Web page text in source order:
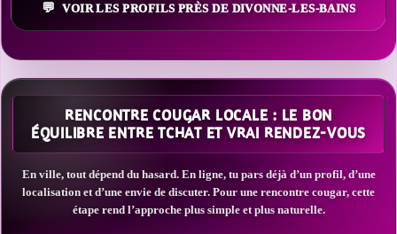
VOIR LES PROFILS PRÈS DE DIVONNE-LES-BAINS
RENCONTRE COUGAR LOCALE : LE BON
ÉQUILIBRE ENTRE TCHAT ET VRAI RENDEZ-VOUS
En ville, tout dépend du hasard. En ligne, tu pars déjà d’un profil, d’une
localisation et d’une envie de discuter. Pour une rencontre cougar, cette
étape rend l’approche plus simple et plus naturelle.